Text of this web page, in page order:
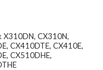
X310DN, CX310N,
CX410DTE, CX410E,
CX510DHE,